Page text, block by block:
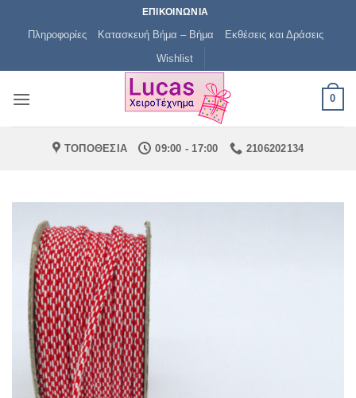
ΕΠΙΚΟΙΝΩΝΙΑ
Πληροφορίες Κατασκευή Βήμα – Βήμα
Εκθέσεις και Δράσεις
Wishlist
0
ΤΟΠΟΘΕΣΙΑ 09:00 - 17:00 2106202134